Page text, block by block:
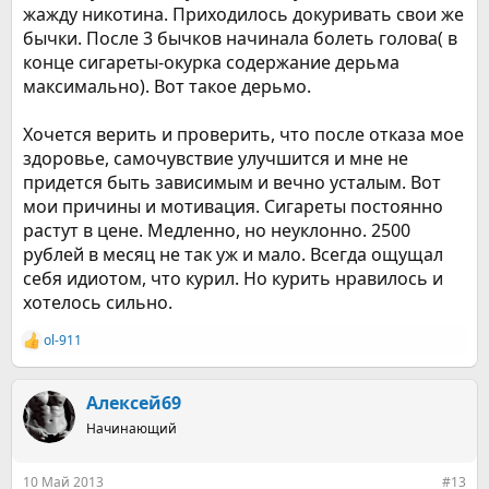
работать лучше,
• Стимулирование холинергических нейронов -
обеспечивает освобождение нейромедиаторов в наш мозг.
Это должно активировать наши основные инстинкты,
например, когда человек голоден, он получает сигнал, что
части мозга приносят чувство радости, удовлетворенности.
Поэтому, когда наркотические вещества (кокаин или
никотин) соприкасаются с этими нейронами, возникает
желание употребить их еще раз, потому что человек
испытывает чувство радости и удовлетворения.
• Освобождение глутамата. Глутамат – это медиатор,
который учувствует в процессе запоминания. Когда
никотин поступает в наш организм, глутамат создает т.н.
«узел памяти» хороших ощущений, которые в дальнейшем
и побуждают человека к курению. Никотин также
веществ, которые отвечают за работу нашего мозга. На
пример, в результате употребления никотина в мозге
нейропептид, образующийся во многих клетках ЦНС и
являющийся эндогенным лигандом опиоидных
рецепторов. Физиологические функции бета-эндорфина
чувствительности ноцицептивных и антиноцицептивных
жажду никотина. Приходилось докуривать свои же
бычки. После 3 бычков начинала болеть голова( в
конце сигареты-окурка содержание дерьма
максимально). Вот такое дерьмо.
Хочется верить и проверить, что после отказа мое
здоровье, самочувствие улучшится и мне не
придется быть зависимым и вечно усталым. Вот
мои причины и мотивация. Сигареты постоянно
растут в цене. Медленно, но неуклонно. 2500
рублей в месяц не так уж и мало. Всегда ощущал
себя идиотом, что курил. Но курить нравилось и
хотелось сильно.
Р
е
к
ц
и
ol-911
Алексей69
Начинающий
10 Май 2013 #13